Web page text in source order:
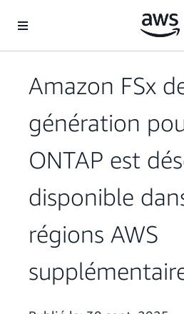
Amazon FSx
génération
ONTAP est
disponible
régions AWS